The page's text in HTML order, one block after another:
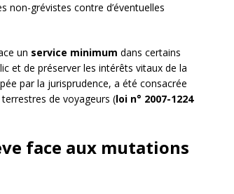
non-grévistes contre d’éventuelles
un service minimum dans certains
et de préserver les intérêts vitaux de la
par la jurisprudence, a été consacrée
de voyageurs (loi n° 2007-1224
face aux mutations